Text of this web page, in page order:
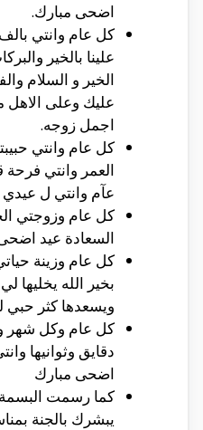
اضحى مبارك.
كل عام وانتي
علينا بالخير
الخير و السلام
عليك وعلى الاهل
اجمل زوجه.
كل عام وانتي
العمر وانتي
عآم وانتي ل
كل عام وزوجتي
السعادة عيد
كل عام وزينة
بخير الله يخليها
ويسعدها كثر حبي
كل عام وكل شهر
دقايق وثوانيها
اضحى مبارك
كما رسمت
يبشرك بالجنة